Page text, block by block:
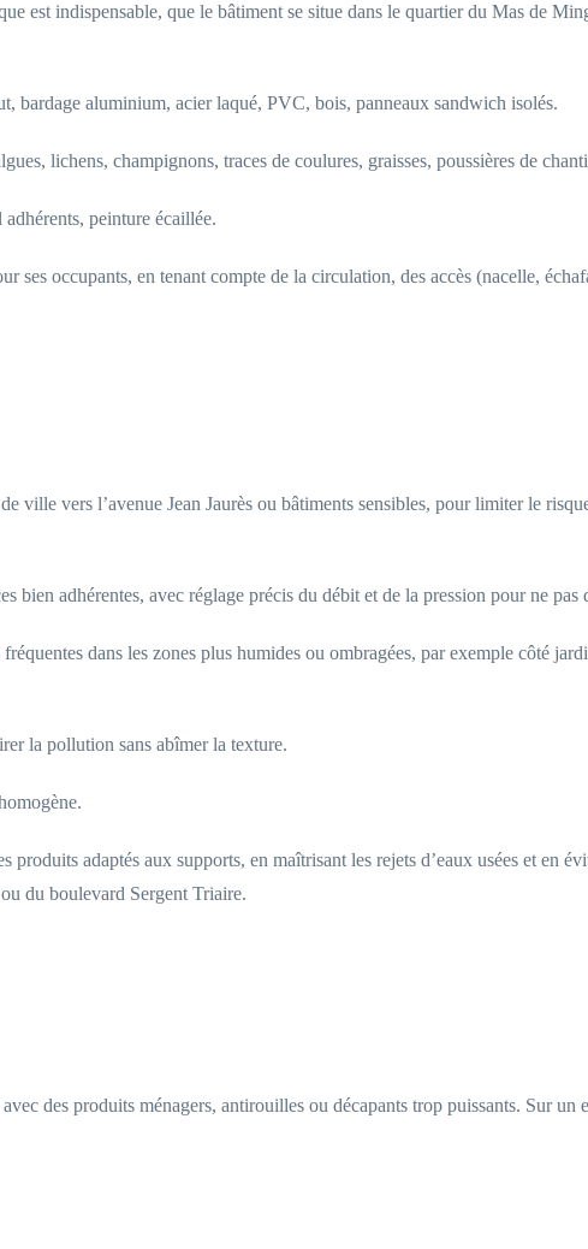
est indispensable, que le bâtiment se situe dans le quartier du Mas de
bardage aluminium, acier laqué, PVC, bois, panneaux sandwich isolés.
lichens, champignons, traces de coulures, graisses, poussières de
peinture écaillée.
occupants, en tenant compte de la circulation, des accès (nacelle,
ville vers l’avenue Jean Jaurès ou bâtiments sensibles, pour limiter le
bien adhérentes, avec réglage précis du débit et de la pression pour ne pas
dans les zones plus humides ou ombragées, par exemple côté
la pollution sans abîmer la texture.
adaptés aux supports, en maîtrisant les rejets d’eaux usées et en
du boulevard Sergent Triaire.
des produits ménagers, antirouilles ou décapants trop puissants. Sur un